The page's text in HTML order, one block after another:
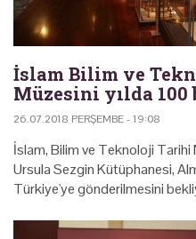
İslam Bilim ve
Müzesini yılda
26.07.2018 PERŞEMBE - 19:08
İslam, Bilim ve Teknoloji Tarihi
Ursula Sezgin Kütüphanesi,
Türkiye'ye gönderilmesini